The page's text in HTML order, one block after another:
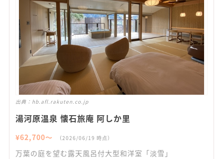
出典： hb.afl.rakuten.co.jp
湯河原温泉 懐石旅庵 阿しか里
¥62,700〜 （2026/06/19 時点）
万葉の庭を望む露天風呂付大型和洋室「淡雪」